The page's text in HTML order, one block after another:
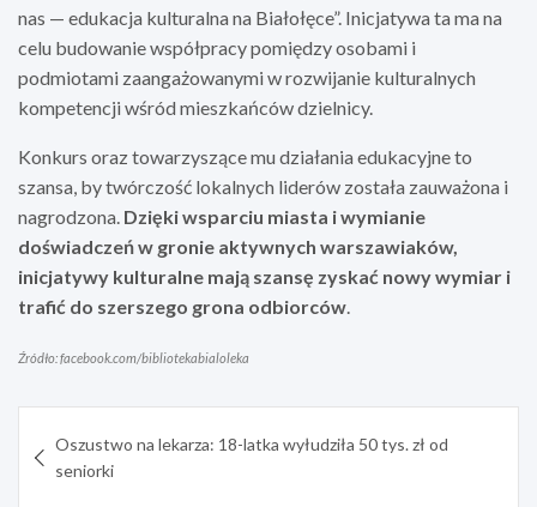
nas — edukacja kulturalna na Białołęce”. Inicjatywa ta ma na
celu budowanie współpracy pomiędzy osobami i
podmiotami zaangażowanymi w rozwijanie kulturalnych
kompetencji wśród mieszkańców dzielnicy.
Konkurs oraz towarzyszące mu działania edukacyjne to
szansa, by twórczość lokalnych liderów została zauważona i
nagrodzona. Dzięki wsparciu miasta i wymianie
doświadczeń w gronie aktywnych warszawiaków,
inicjatywy kulturalne mają szansę zyskać nowy wymiar i
trafić do szerszego grona odbiorców.
Źródło: facebook.com/bibliotekabialoleka
wpisu
Oszustwo na lekarza: 18-latka wyłudziła 50 tys. zł od
seniorki